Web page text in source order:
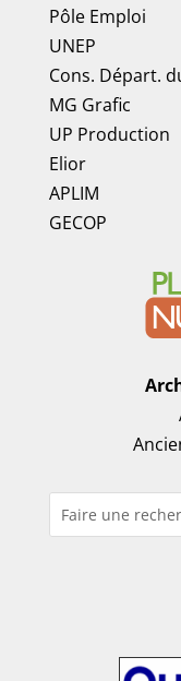
Pôle Emploi
UNEP
Cons. Départ.
MG Grafic
UP Production
Elior
APLIM
GECOP